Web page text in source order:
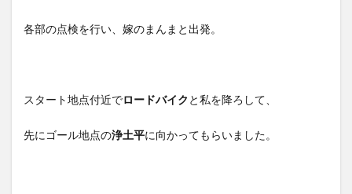
各部の点検を行い、嫁のまんまと出発。
スタート地点付近でロードバイク と私を降ろして、
先にゴール地点の浄土平に向かってもらいました。